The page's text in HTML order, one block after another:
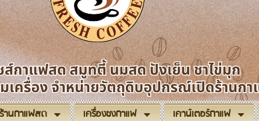
านกาแฟสด เครื่องชงกาแฟ เคาน์เตอร์กาแฟ